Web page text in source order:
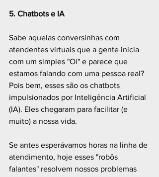
5. Chatbots e IA
Sabe aquelas conversinhas com
atendentes virtuais que a gente inicia
com um simples "Oi" e parece que
estamos falando com uma pessoa real?
Pois bem, esses são os chatbots
impulsionados por Inteligência Artificial
(IA). Eles chegaram para facilitar (e
muito) a nossa vida.
Se antes esperávamos horas na linha de
atendimento, hoje esses "robôs
falantes" resolvem nossos problemas